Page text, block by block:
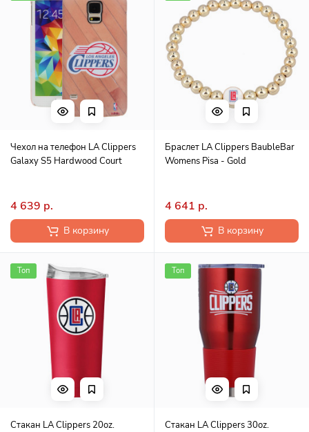
Чехол на телефон LA Clippers
Galaxy S5 Hardwood Court
4 639 р.
В корзину
Браслет LA Clippers BaubleBar
Womens Pisa - Gold
4 641 р.
В корзину
Топ
Стакан LA Clippers 20oz.
Топ
Стакан LA Clippers 30oz.